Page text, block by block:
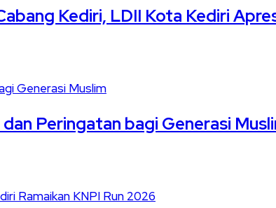
Kediri, LDII Kota Kediri
Peringatan bagi Generasi